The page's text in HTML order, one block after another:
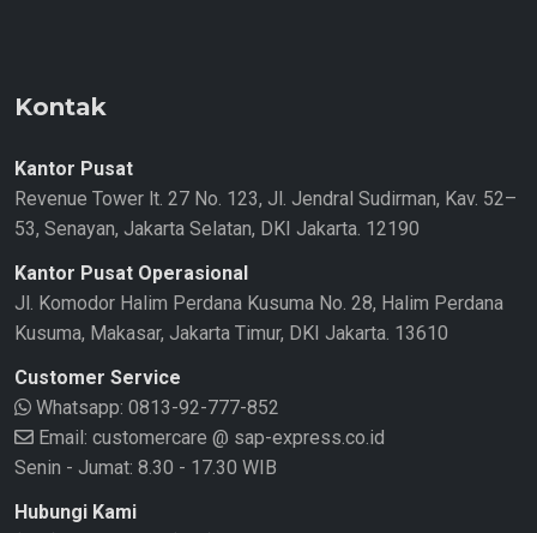
Kontak
Kantor Pusat
Revenue Tower lt. 27 No. 123, Jl. Jendral Sudirman, Kav. 52–
53, Senayan, Jakarta Selatan, DKI Jakarta. 12190
Kantor Pusat Operasional
Jl. Komodor Halim Perdana Kusuma No. 28, Halim Perdana
Kusuma, Makasar, Jakarta Timur, DKI Jakarta. 13610
Customer Service
Whatsapp: 0813-92-777-852
Email: customercare @ sap-express.co.id
Senin - Jumat: 8.30 - 17.30 WIB
Hubungi Kami